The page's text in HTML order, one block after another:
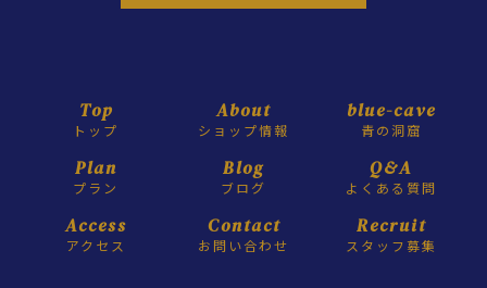
Top
トップ
About
ショップ情報
blue-cave
青の洞窟
Plan
プラン
Blog
ブログ
Q&A
よくある質問
Access
アクセス
Contact
お問い合わせ
Recruit
スタッフ募集